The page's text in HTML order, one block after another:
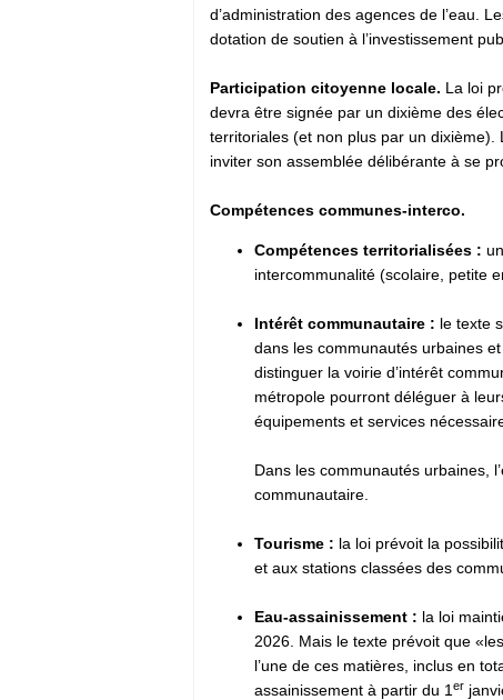
d’administration des agences de l’eau.
dotation de soutien à l’investissement
Participation citoyenne locale. La loi
devra être signée par un dixième des
territoriales (et non plus par un
inviter son assemblée délibérante à se
Compétences communes-interco.
Compétences territorialisées :
intercommunalité (scolaire, petite
Intérêt communautaire : le texte
dans les communautés urbaines
distinguer la voirie d’intérêt
métropole pourront déléguer à
équipements et services
Dans les communautés urbaines,
communautaire.
Tourisme : la loi prévoit la
et aux stations classées des
Eau-assainissement : la loi
2026. Mais le texte prévoit que
l’une de ces matières, inclus en
assainissement à partir du 1 er